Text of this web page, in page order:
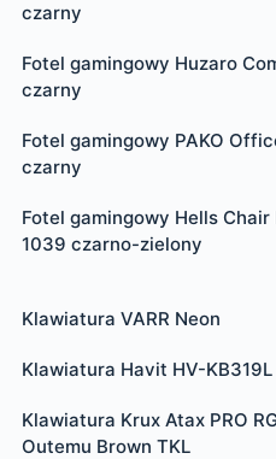
czarny
Fotel gamingowy Huzaro
czarny
Fotel gamingowy PAKO
czarny
Fotel gamingowy Hells Chair
1039 czarno-zielony
Klawiatura VARR Neon
Klawiatura Havit HV-KB319L
Klawiatura Krux Atax PRO
Outemu Brown TKL